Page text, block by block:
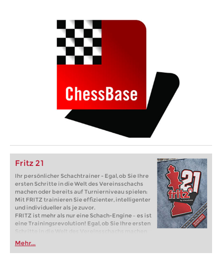
Fritz 21
Ihr persönlicher Schachtrainer - Egal, ob Sie Ihre
ersten Schritte in die Welt des Vereinsschachs
machen oder bereits auf Turnierniveau spielen:
Mit FRITZ trainieren Sie effizienter, intelligenter
und individueller als je zuvor.
FRITZ ist mehr als nur eine Schach-Engine – es ist
eine Trainingsrevolution! Egal, ob Sie Ihre ersten
Schritte in die Welt des Vereinsschachs machen
oder bereits auf Turnierniveau spielen: Mit
FRITZ trainieren Sie effizienter, intelligenter und
individueller als je zuvor.
Mehr...